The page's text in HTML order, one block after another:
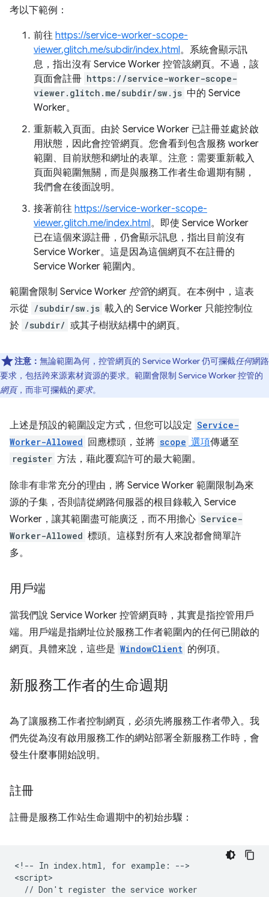
考以下範例：
前往 https://service-worker-scope-
viewer.glitch.me/subdir/index.html。系統會顯示訊
息，指出沒有 Service Worker 控管該網頁。不過，該
頁面會註冊 https://service-worker-scope-
viewer.glitch.me/subdir/sw.js 中的 Service
Worker。
重新載入頁面。由於 Service Worker 已註冊並處於啟
用狀態，因此會控管網頁。您會看到包含服務 worker
範圍、目前狀態和網址的表單。注意：需要重新載入
頁面與範圍無關，而是與服務工作者生命週期有關，
我們會在後面說明。
接著前往 https://service-worker-scope-
viewer.glitch.me/index.html。即使 Service Worker
已在這個來源註冊，仍會顯示訊息，指出目前沒有
Service Worker。這是因為這個網頁不在註冊的
Service Worker 範圍內。
範圍會限制 Service Worker 控管的網頁。在本例中，這表
示從 /subdir/sw.js 載入的 Service Worker 只能控制位
於 /subdir/ 或其子樹狀結構中的網頁。
注意： 無論範圍為何，控管網頁的 Service Worker 仍可攔截任何網路
要求，包括跨來源素材資源的要求。範圍會限制 Service Worker 控管的
網頁，而非可攔截的要求。
上述是預設的範圍設定方式，但您可以設定 Service-
Worker-Allowed 回應標頭，並將 scope 選項傳遞至
register 方法，藉此覆寫許可的最大範圍。
除非有非常充分的理由，將 Service Worker 範圍限制為來
源的子集，否則請從網路伺服器的根目錄載入 Service
Worker，讓其範圍盡可能廣泛，而不用擔心 Service-
Worker-Allowed 標頭。這樣對所有人來說都會簡單許
多。
用戶端
當我們說 Service Worker 控管網頁時，其實是指控管用戶
端。用戶端是指網址位於服務工作者範圍內的任何已開啟的
網頁。具體來說，這些是 WindowClient 的例項。
新服務工作者的生命週期
為了讓服務工作者控制網頁，必須先將服務工作者帶入。我
們先從為沒有啟用服務工作的網站部署全新服務工作時，會
發生什麼事開始說明。
註冊
註冊是服務工作站生命週期中的初始步驟：
<!-- In index.html, for example: -->
<script>
  // Don't register the service worker